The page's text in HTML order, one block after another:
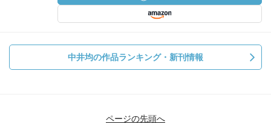
中井均の作品ランキング・新刊情報
ページの先頭へ